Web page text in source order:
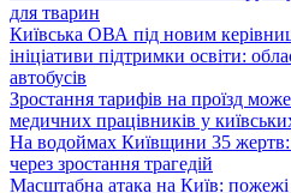
для тварин
Київська ОВА під новим
ініціативи підтримки освіти:
автобусів
Зростання тарифів на проїзд
медичних працівників у
На водоймах Київщини 35 жертв:
через зростання трагедій
Масштабна атака на Київ: